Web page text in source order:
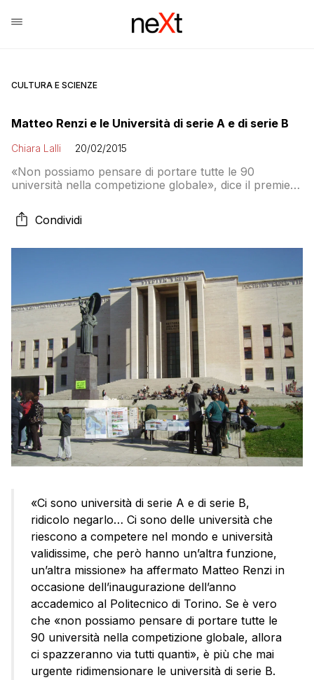
CULTURA E SCIENZE
Matteo Renzi e le Università di serie A e di serie B
Chiara Lalli 20/02/2015
«Non possiamo pensare di portare tutte le 90
università nella competizione globale», dice il premier.
chiacchiere?
Condividi
«Ci sono università di serie A e di serie B,
ridicolo negarlo… Ci sono delle università che
riescono a competere nel mondo e università
validissime, che però hanno un’altra funzione,
un’altra missione» ha affermato Matteo Renzi in
occasione dell’inaugurazione dell’anno
accademico al Politecnico di Torino. Se è vero
che «non possiamo pensare di portare tutte le
90 università nella competizione globale, allora
ci spazzeranno via tutti quanti», è più che mai
urgente ridimensionare le università di serie B.